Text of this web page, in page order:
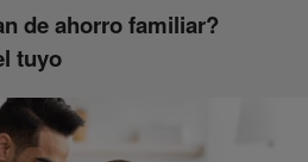
de ahorro familiar?
tuyo